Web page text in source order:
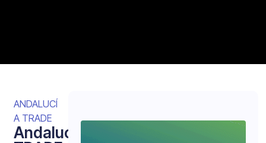
ANDALUCÍ
A TRADE
Andalucía